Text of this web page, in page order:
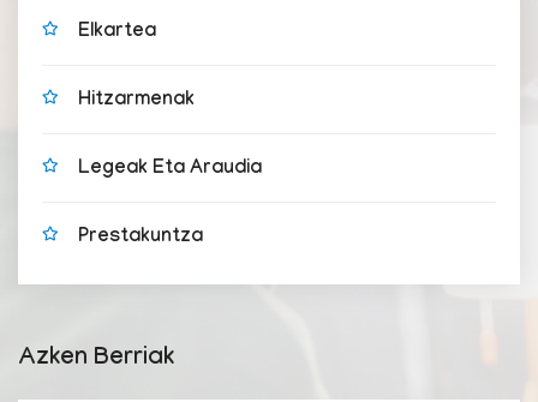
Elkartea
Hitzarmenak
Legeak Eta Araudia
Prestakuntza
Azken Berriak